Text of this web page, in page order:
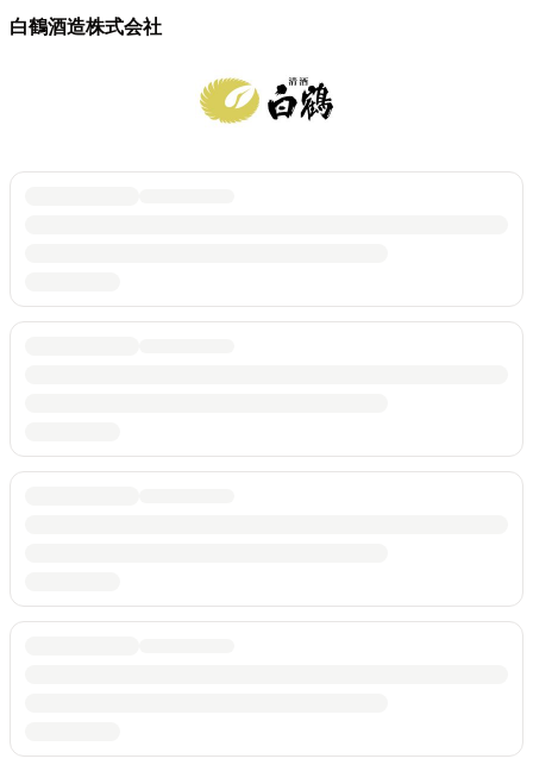
白鶴酒造株式会社